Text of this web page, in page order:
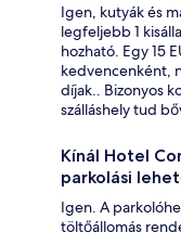
Igen, kutyák és
legfeljebb 1
hozható. Egy 15
kedvencenként,
díjak.. Bizonyos
szálláshely tud
Kínál Hotel
parkolási
Igen. A
töltőállomás